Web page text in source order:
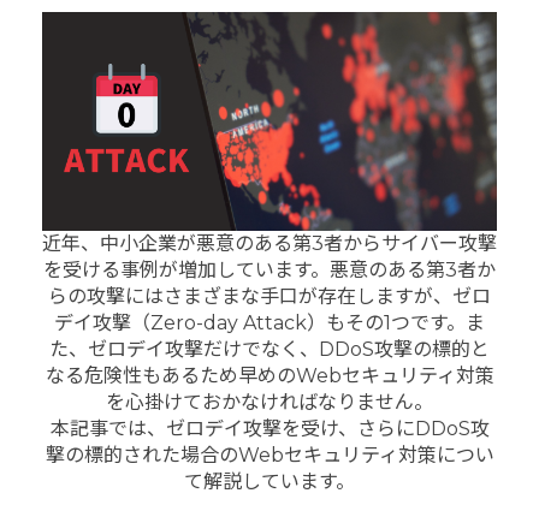
近年、中小企業が悪意のある第3者からサイバー攻撃
を受ける事例が増加しています。悪意のある第3者か
らの攻撃にはさまざまな手口が存在しますが、ゼロ
デイ攻撃（Zero-day Attack）もその1つです。ま
た、ゼロデイ攻撃だけでなく、DDoS攻撃の標的と
なる危険性もあるため早めのWebセキュリティ対策
を心掛けておかなければなりません。
本記事では、ゼロデイ攻撃を受け、さらにDDoS攻
撃の標的された場合のWebセキュリティ対策につい
て解説しています。